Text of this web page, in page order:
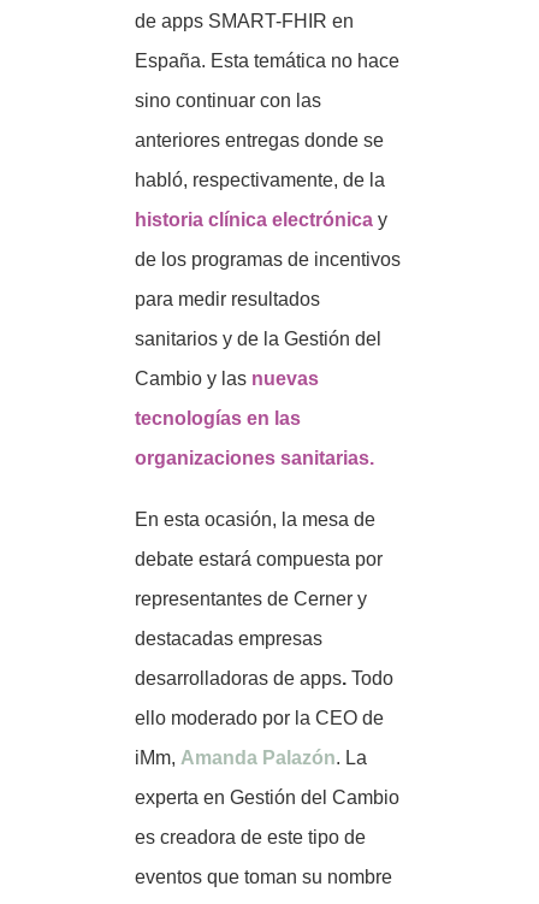
de apps SMART-FHIR en
España. Esta temática no hace
sino continuar con las
anteriores entregas donde se
habló, respectivamente, de la
historia clínica electrónica y
de los programas de incentivos
para medir resultados
sanitarios y de la Gestión del
Cambio y las nuevas
tecnologías en las
organizaciones sanitarias.
En esta ocasión, la mesa de
debate estará compuesta por
representantes de Cerner y
destacadas empresas
desarrolladoras de apps. Todo
ello moderado por la CEO de
iMm, Amanda Palazón. La
experta en Gestión del Cambio
es creadora de este tipo de
eventos que toman su nombre